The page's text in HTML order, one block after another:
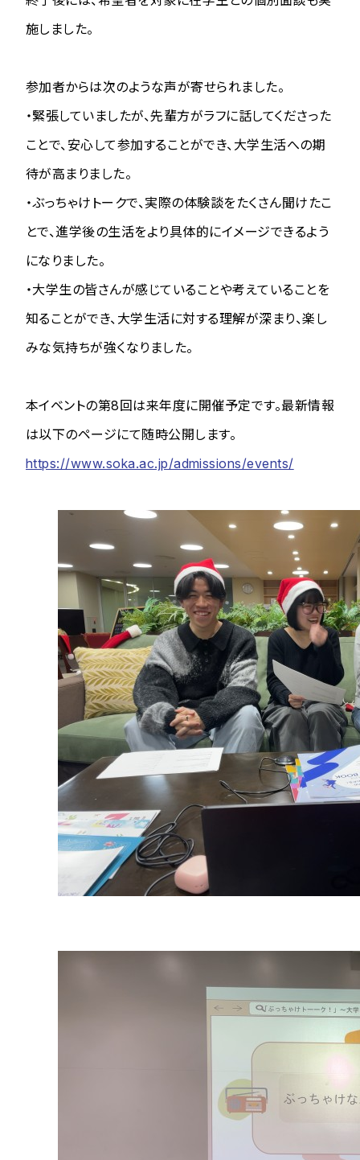
施しました。
参加者からは次のような声が寄せられました。
・緊張していましたが、先輩方がラフに話してくださった
ことで、安心して参加することができ、大学生活への期
待が高まりました。
・ぶっちゃけトークで、実際の体験談をたくさん聞けたこ
とで、進学後の生活をより具体的にイメージできるよう
になりました。
・大学生の皆さんが感じていることや考えていることを
知ることができ、大学生活に対する理解が深まり、楽し
みな気持ちが強くなりました。
本イベントの第8回は来年度に開催予定です。最新情報
は以下のページにて随時公開します。
https://www.soka.ac.jp/admissions/events/